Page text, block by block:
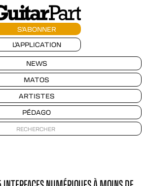
S'ABONNER
L'APPLICATION
NEWS
MATOS
ARTISTES
PÉDAGO